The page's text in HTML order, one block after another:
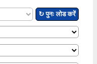
↻ पुनः लोड करें